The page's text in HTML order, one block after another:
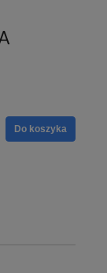
Do koszyka